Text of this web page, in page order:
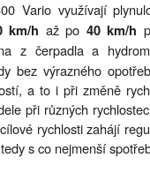
Vario využívají
km/h až po 40 km/h
z čerpadla a
bez výrazného
a to i při změně
při různých
rychlosti zahájí
s co nejmenší